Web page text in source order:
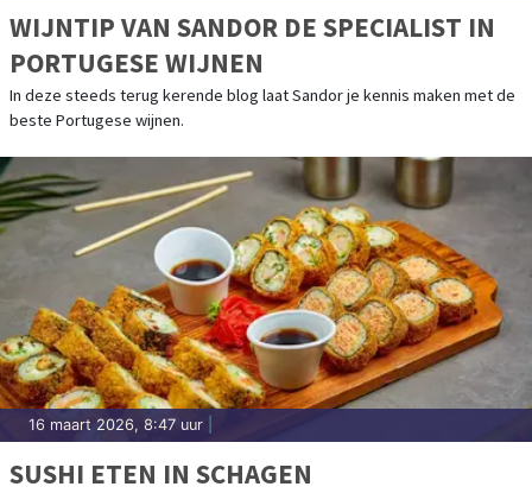
WIJNTIP VAN SANDOR DE SPECIALIST IN
PORTUGESE WIJNEN
In deze steeds terug kerende blog laat Sandor je kennis maken met de
beste Portugese wijnen.
16 maart 2026, 8:47 uur
SUSHI ETEN IN SCHAGEN